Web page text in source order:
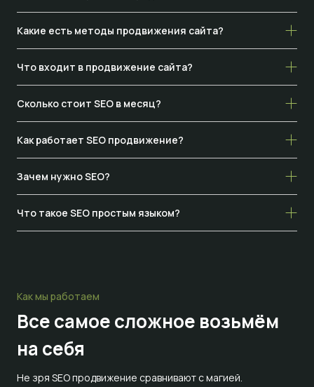
Какие есть методы продвижения сайта?
Что входит в продвижение сайта?
Сколько стоит SEO в месяц?
Как работает SEO продвижение?
Зачем нужно SEO?
Что такое SEO простым языком?
Как мы работаем
Все самое сложное возьмём
на себя
Не зря SEO продвижение сравнивают с магией.